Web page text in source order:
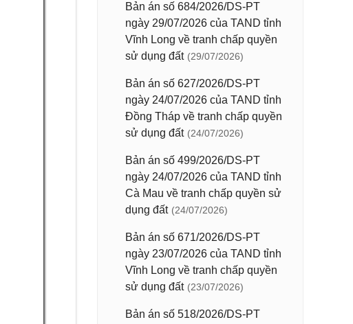
Bản án số 684/2026/DS-PT
ngày 29/07/2026 của TAND tỉnh
Vĩnh Long về tranh chấp quyền
sử dụng đất (29/07/2026)
Bản án số 627/2026/DS-PT
ngày 24/07/2026 của TAND tỉnh
Đồng Tháp về tranh chấp quyền
sử dụng đất (24/07/2026)
Bản án số 499/2026/DS-PT
ngày 24/07/2026 của TAND tỉnh
Cà Mau về tranh chấp quyền sử
dụng đất (24/07/2026)
Bản án số 671/2026/DS-PT
ngày 23/07/2026 của TAND tỉnh
Vĩnh Long về tranh chấp quyền
sử dụng đất (23/07/2026)
Bản án số 518/2026/DS-PT